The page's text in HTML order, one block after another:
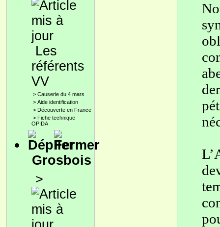
Les
référents
VV
> Causerie du 4 mars
> Aide identification
> Découverte en France
> Fiche technique
OPIDA
Grosbois
>